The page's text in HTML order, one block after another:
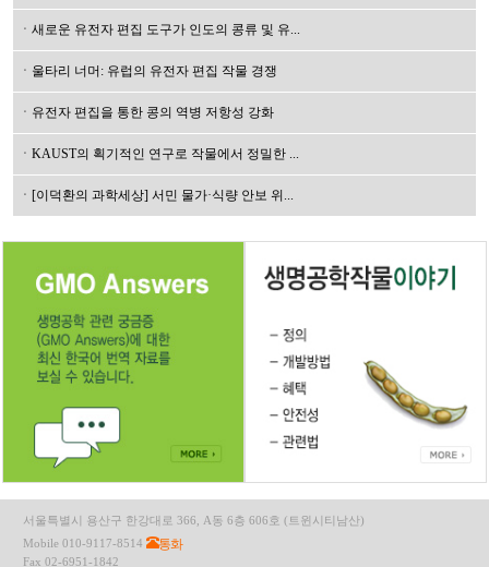
ㆍ새로운 유전자 편집 도구가 인도의 콩류 및 유...
ㆍ울타리 너머: 유럽의 유전자 편집 작물 경쟁
ㆍ유전자 편집을 통한 콩의 역병 저항성 강화
ㆍKAUST의 획기적인 연구로 작물에서 정밀한 ...
ㆍ[이덕환의 과학세상] 서민 물가·식량 안보 위...
서울특별시 용산구 한강대로 366, A동 6층 606호 (트윈시티남산)
Mobile 010-9117-8514
통화
Fax 02-6951-1842